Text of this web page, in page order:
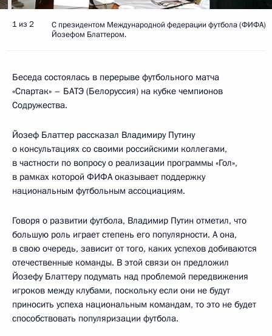
1 из 2
С президентом Международной федерации футбола (ФИФА)
Йозефом Блаттером.
Беседа состоялась в перерыве футбольного матча
«Спартак» – БАТЭ (Белоруссия) на кубке чемпионов
Содружества.
Йозеф Блаттер рассказал Владимиру Путину
о консультациях со своими российскими коллегами,
в частности по вопросу о реализации программы «Гол»,
в рамках которой ФИФА оказывает поддержку
национальным футбольным ассоциациям.
Говоря о развитии футбола, Владимир Путин отметил, что
большую роль играет степень его популярности. А она,
в свою очередь, зависит от того, каких успехов добиваются
отечественные команды. В этой связи он предложил
Йозефу Блаттеру подумать над проблемой передвижения
игроков между клубами, поскольку если они не будут
приносить успеха национальным командам, то это не будет
способствовать популяризации футбола.